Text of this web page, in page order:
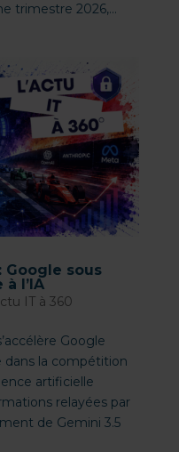
trimestre 2026,...
Google sous
l’IA
IT à 360
Google
dans la compétition
artificielle
relayées par
de Gemini 3.5